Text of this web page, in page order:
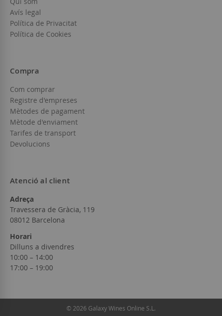
Avís legal
Política de Privacitat
Política de Cookies
Compra
Com comprar
Registre d'empreses
Mètodes de pagament
Mètode d'enviament
Tarifes de transport
Devolucions
Atenció al client
Adreça
Travessera de Gràcia, 119
08012 Barcelona
Horari
Dilluns a divendres
10:00 – 14:00
17:00 – 19:00
© 2026 Galaxy Wines Online S.L.